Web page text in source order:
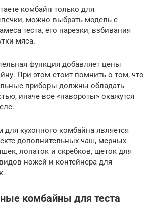
комбайн только для
можно выбрать модель с
теста, его нарезки, взбивания
мяса.
функция добавляет цены
При этом стоит помнить о том, что
приборы должны обладать
иначе все «навороты» окажутся
кухонного комбайна является
дополнительных чаш, мерных
лопаток и скребков, щеток для
ножей и контейнера для
комбайны для теста